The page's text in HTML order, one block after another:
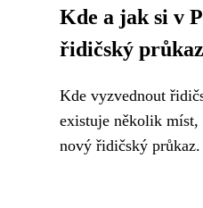
Kde a jak si v
řidičský
Kde vyzvednout
existuje několik míst,
nový řidičský